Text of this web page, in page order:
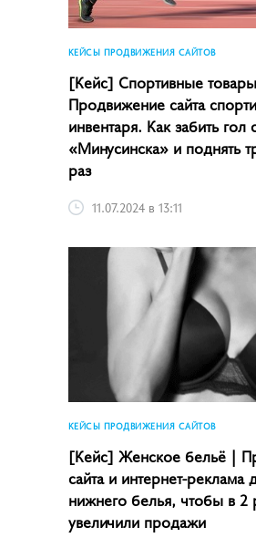
КЕЙСЫ ПРОДВИЖЕНИЯ САЙТОВ
[Кейс] Спортивные
Продвижение сайта
инвентаря. Как забить гол
«Минусинска» и поднять
раз
11.07.2024 в 13:11
КЕЙСЫ ПРОДВИЖЕНИЯ САЙТОВ
[Кейс] Женское бельё |
сайта и интернет-реклама
нижнего белья, чтобы в 2
увеличили продажи